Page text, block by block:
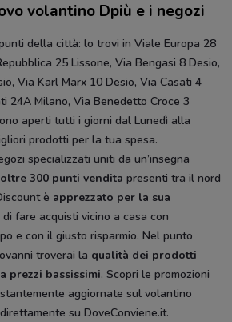
volantino Dpiù e i negozi
della città: lo trovi in Viale Europa 28
25 Lissone, Via Bengasi 8 Desio,
Via Karl Marx 10 Desio, Via Casati 4
24A Milano, Via Benedetto Croce 3
aperti tutti i giorni dal Lunedì alla
prodotti per la tua spesa.
specializzati uniti da un’insegna
oltre 300 punti vendita presenti tra il nord
è apprezzato per la sua
fare acquisti vicino a casa con
e con il giusto risparmio. Nel punto
troverai la qualità dei prodotti
prezzi bassissimi. Scopri le promozioni
aggiornate sul volantino
su DoveConviene.it.